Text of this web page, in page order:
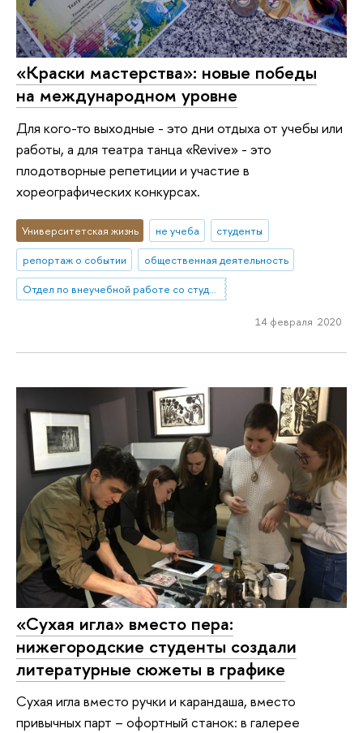
«Краски мастерства»: новые победы
на международном уровне
Для кого-то выходные - это дни отдыха от учебы или
работы, а для театра танца «Revive» - это
плодотворные репетиции и участие в
хореографических конкурсах.
Университетская жизнь не учеба
студенты
репортаж о событии
общественная деятельность
Отдел по внеучебной работе со студентами (Нижний Новгород)
14 февраля 2020
«Сухая игла» вместо пера:
нижегородские студенты создали
литературные сюжеты в графике
Сухая игла вместо ручки и карандаша, вместо
привычных парт – офортный станок: в галерее